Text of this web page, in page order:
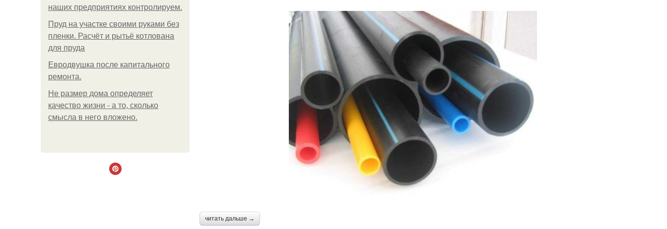
наших предприятиях контролируем.
Пруд на участке своими руками без
пленки. Расчёт и рытьё котлована
для пруда
Евродвушка после капитального
ремонта.
Не размер дома определяет
качество жизни - а то, сколько
смысла в него вложено.
читать дальше →